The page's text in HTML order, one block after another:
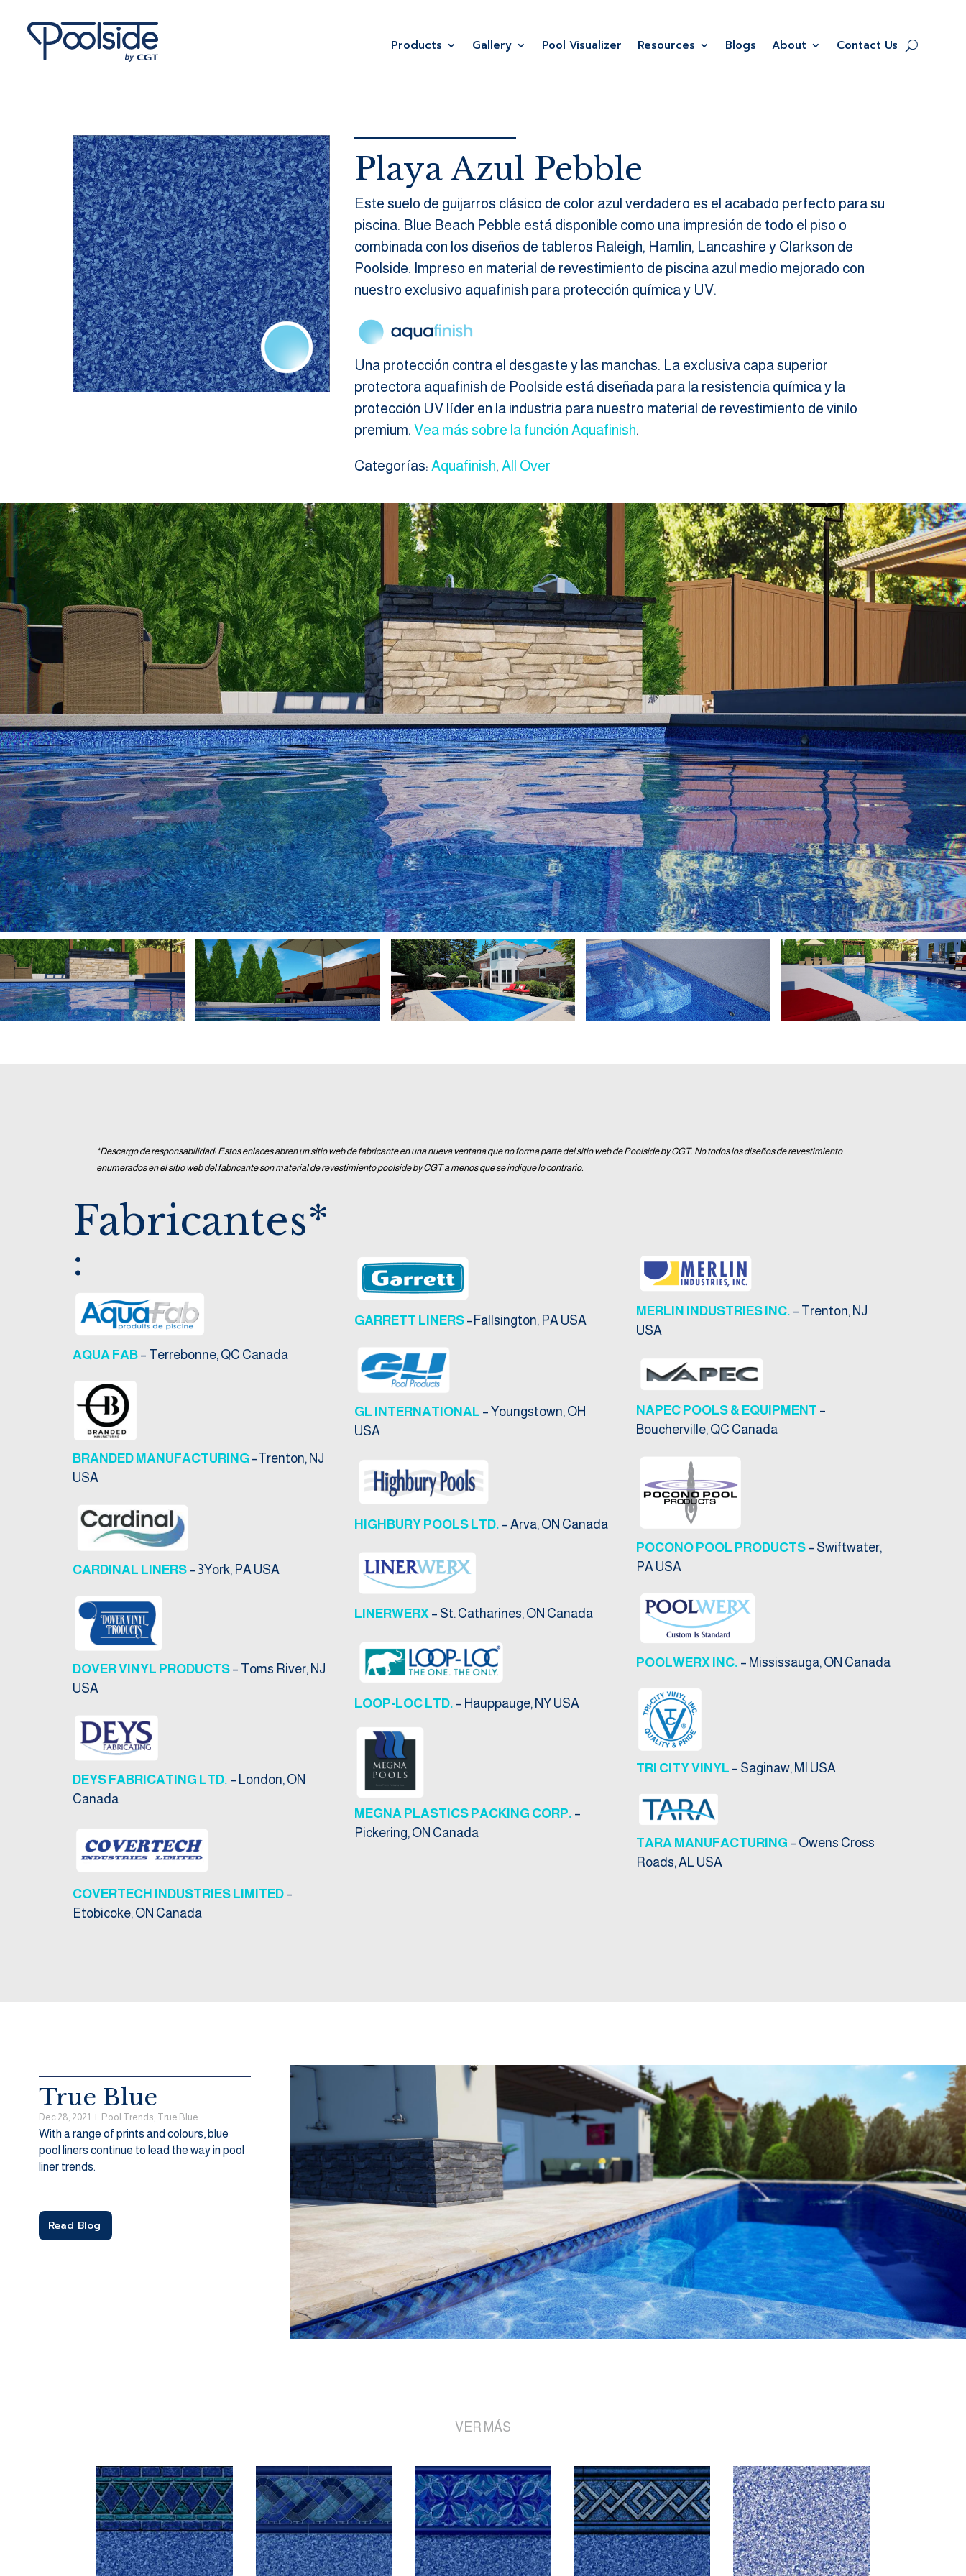
Products Gallery Pool Visualizer Resources Blogs About Contact Us
Playa Azul Pebble
Este suelo de guijarros clásico de color azul verdadero es el acabado perfecto para su
piscina. Blue Beach Pebble está disponible como una impresión de todo el piso o
combinada con los diseños de tableros Raleigh, Hamlin, Lancashire y Clarkson de
Poolside. Impreso en material de revestimiento de piscina azul medio mejorado con
nuestro exclusivo aquafinish para protección química y UV.
Una protección contra el desgaste y las manchas. La exclusiva capa superior
protectora aquafinish de Poolside está diseñada para la resistencia química y la
protección UV líder en la industria para nuestro material de revestimiento de vinilo
premium. Vea más sobre la función Aquafinish.
Categorías: Aquafinish, All Over
*Descargo de responsabilidad: Estos enlaces abren un sitio web de fabricante en una nueva ventana que no forma parte del sitio web de Poolside by CGT. No todos los diseños de revestimiento
enumerados en el sitio web del fabricante son material de revestimiento poolside by CGT a menos que se indique lo contrario.
Fabricantes*
:
AQUA FAB– Terrebonne, QC Canada
BRANDED MANUFACTURING –Trenton, NJ
USA
CARDINAL LINERS – 3York, PA USA
DOVER VINYL PRODUCTS– Toms River, NJ
USA
DEYS FABRICATING LTD. – London, ON
Canada
COVERTECH INDUSTRIES LIMITED–
Etobicoke, ON Canada
GARRETT LINERS –Fallsington, PA USA
GL INTERNATIONAL – Youngstown, OH
USA
HIGHBURY POOLS LTD. – Arva, ON Canada
LINERWERX – St. Catharines, ON Canada
LOOP-LOC LTD. – Hauppauge, NY USA
MEGNA PLASTICS PACKING CORP. –
Pickering, ON Canada
MERLIN INDUSTRIES INC. – Trenton, NJ
USA
NAPEC POOLS & EQUIPMENT –
Boucherville, QC Canada
POCONO POOL PRODUCTS – Swiftwater,
PA USA
POOLWERX INC. – Mississauga, ON Canada
TRI CITY VINYL – Saginaw, MI USA
TARA MANUFACTURING – Owens Cross
Roads, AL USA
True Blue
Dec 28, 2021 | Pool Trends, True Blue
With a range of prints and colours, blue
pool liners continue to lead the way in pool
liner trends.
Read Blog
VER MÁS